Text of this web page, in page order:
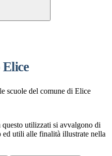
Elice
scuole del comune di Elice
utilizzati si avvalgono di
ed utili alle finalità illustrate nella